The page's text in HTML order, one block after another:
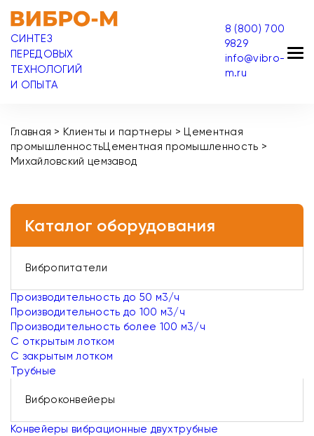
СИНТЕЗ
ПЕРЕДОВЫХ
ТЕХНОЛОГИЙ
И ОПЫТА
8 (800) 700
9829
info@vibro-
m.ru
Главная > Клиенты и партнеры > Цементная
промышленностьЦементная промышленность >
Михайловский цемзавод
Каталог оборудования
Вибропитатели
Производительность до 50 м3/ч
Производительность до 100 м3/ч
Производительность более 100 м3/ч
С открытым лотком
С закрытым лотком
Трубные
Виброконвейеры
Конвейеры вибрационные двухтрубные